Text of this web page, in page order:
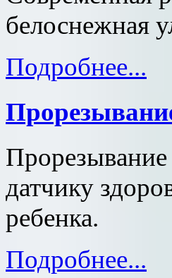
белоснежная
Подробнее...
датчику
ребенка.
Подробнее...